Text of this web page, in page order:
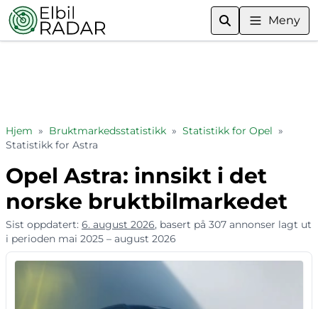
Meny
Hjem » Bruktmarkedsstatistikk » Statistikk for Opel »
Statistikk for Astra
Opel Astra: innsikt i det
norske bruktbilmarkedet
Sist oppdatert: 6. august 2026, basert på 307 annonser lagt ut
i perioden mai 2025 – august 2026